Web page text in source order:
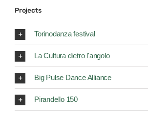
Projects
Torinodanza festival
La Cultura dietro l'angolo
Big Pulse Dance Alliance
Pirandello 150